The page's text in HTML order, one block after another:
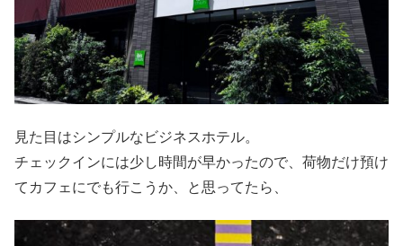
見た目はシンプルなビジネスホテル。
チェックインには少し時間が早かったので、荷物だけ預け
てカフェにでも行こうか、と思ってたら、